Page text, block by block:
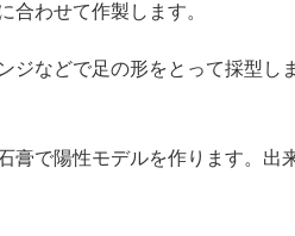
合わせて作製します。
ジなどで足の形をとって採型し
膏で陽性モデルを作ります。出